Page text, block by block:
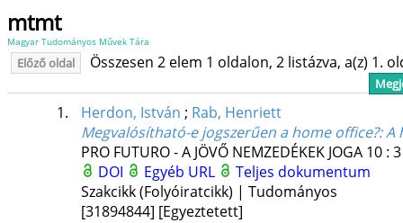
mtmt
Magyar Tudományos Művek Tára
Előző oldal Összesen 2 elem 1 oldalon, 2 listázva, a(z) 1.
1. Herdon, István ; Rab, Henriett
Megvalósítható-e jogszerűen a home office?: A
PRO FUTURO - A JÖVŐ NEMZEDÉKEK JOGA 10: 3
DOI
Egyéb URL
Teljes dokumentum
Szakcikk (Folyóiratcikk) | Tudományos
[31894844] [Egyeztetett]